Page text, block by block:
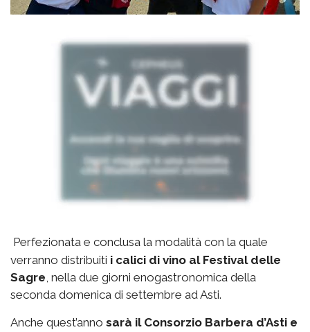
Perfezionata e conclusa la modalità con la quale
verranno distribuiti i calici di vino al Festival delle
Sagre, nella due giorni enogastronomica della
seconda domenica di settembre ad Asti.
Anche quest’anno sarà il Consorzio Barbera d’Asti e